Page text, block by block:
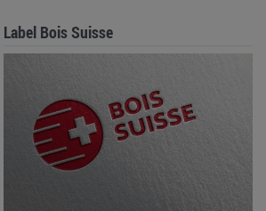
Label Bois Suisse